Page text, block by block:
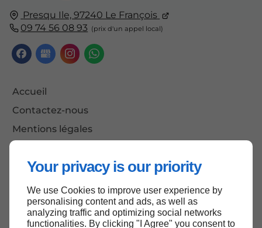
Your privacy is our priority
We use Cookies to improve user experience by
personalising content and ads, as well as
analyzing traffic and optimizing social networks
functionalities. By clicking "I Agree" you consent to
Presqu Ile, 97240 Le François
09 74 56 08 93
Accueil
Contactez-nous
Mentions légales
Haut de page